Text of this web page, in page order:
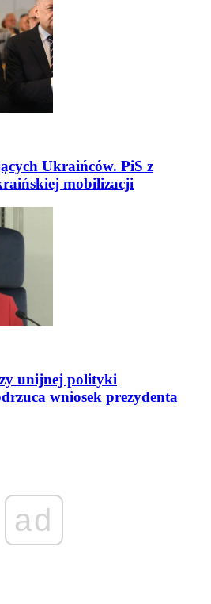
Ukraińców. PiS z
mobilizacji
unijnej polityki
wniosek prezydenta
ad